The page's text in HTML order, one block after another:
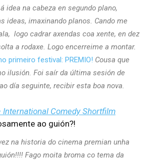
idea na cabeza en segundo plano,
ideas, imaxinando planos. Cando me
logo cadrar axendas coa xente, en dez
a rodaxe. Logo encerreime a montar.
primeiro festival: PREMIO! Cousa que
ilusión. Foi saír da última sesión de
día seguinte, recibir esta boa nova.
International Comedy Shortfilm
ao guión?!
na historia do cinema premian unha
Fago moita broma co tema da